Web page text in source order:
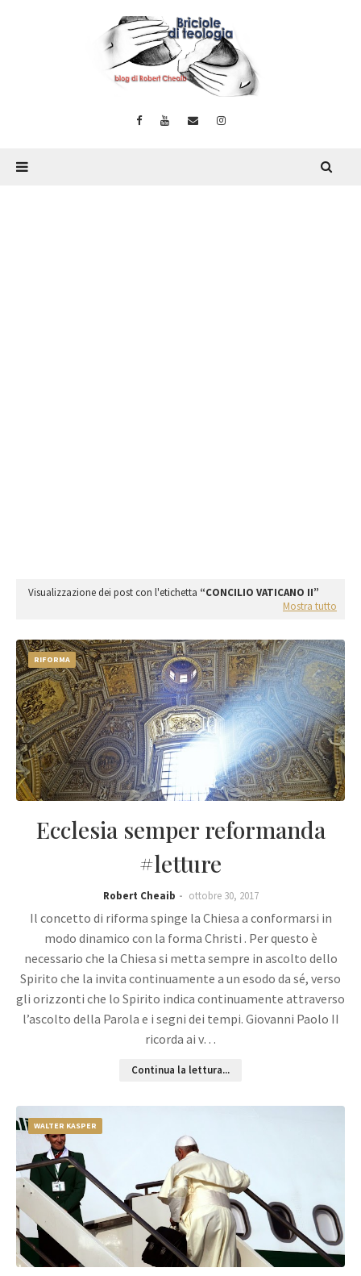
Visualizzazione dei post con l'etichetta
CONCILIO VATICANO II
Mostra tutto
RIFORMA
Ecclesia semper reformanda
#letture
Robert Cheaib ottobre 30, 2017
Il concetto di riforma spinge la Chiesa a conformarsi in
modo dinamico con la forma Christi . Per questo è
necessario che la Chiesa si metta sempre in ascolto dello
Spirito che la invita continuamente a un esodo da sé, verso
gli orizzonti che lo Spirito indica continuamente attraverso
l’ascolto della Parola e i segni dei tempi. Giovanni Paolo II
ricorda ai v…
Continua la lettura...
WALTER KASPER